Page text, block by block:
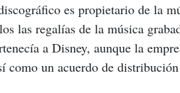
es propietario de la
las regalías de la música
a Disney, aunque la
como un acuerdo de